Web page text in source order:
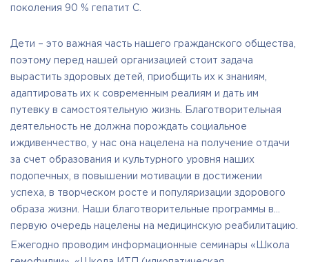
поколения 90 % гепатит С.
Дети – это важная часть нашего гражданского общества,
поэтому перед нашей организацией стоит задача
вырастить здоровых детей, приобщить их к знаниям,
адаптировать их к современным реалиям и дать им
путевку в самостоятельную жизнь. Благотворительная
деятельность не должна порождать социальное
иждивенчество, у нас она нацелена на получение отдачи
за счет образования и культурного уровня наших
подопечных, в повышении мотивации в достижении
успеха, в творческом росте и популяризации здорового
образа жизни. Наши благотворительные программы в
первую очередь нацелены на медицинскую реабилитацию.
Ежегодно проводим информационные семинары «Школа